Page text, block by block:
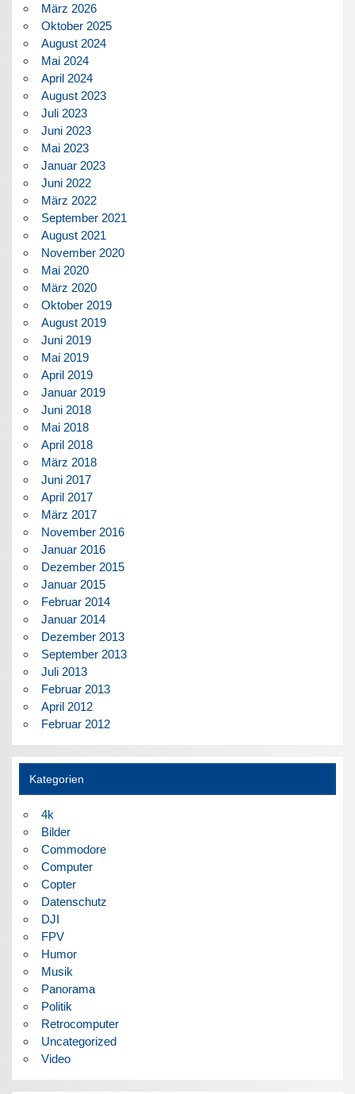
März 2026
Oktober 2025
August 2024
Mai 2024
April 2024
August 2023
Juli 2023
Juni 2023
Mai 2023
Januar 2023
Juni 2022
März 2022
September 2021
August 2021
November 2020
Mai 2020
März 2020
Oktober 2019
August 2019
Juni 2019
Mai 2019
April 2019
Januar 2019
Juni 2018
Mai 2018
April 2018
März 2018
Juni 2017
April 2017
März 2017
November 2016
Januar 2016
Dezember 2015
Januar 2015
Februar 2014
Januar 2014
Dezember 2013
September 2013
Juli 2013
Februar 2013
April 2012
Februar 2012
Kategorien
4k
Bilder
Commodore
Computer
Copter
Datenschutz
DJI
FPV
Humor
Musik
Panorama
Politik
Retrocomputer
Uncategorized
Video